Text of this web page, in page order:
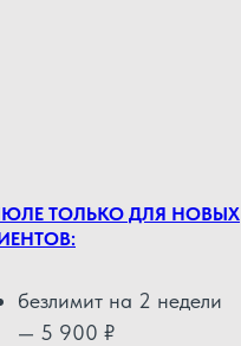
ТОЛЬКО ДЛЯ НОВЫХ
безлимит на 2 недели
— 5 900 ₽